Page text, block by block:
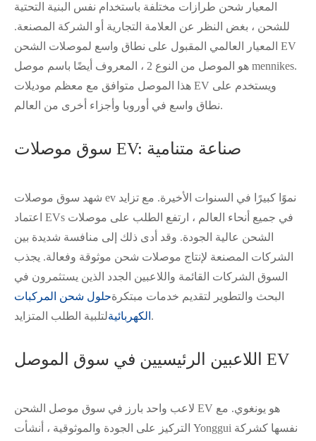
المعيار شحن طرازات مختلفة باستخدام نفس البنية التحتية
للشحن ، بغض النظر عن العلامة التجارية أو الشركة المصنعة.
المعيار العالمي المقبول على نطاق واسع لموصلات الشحن EV
هو الموصل من النوع 2 ، المعروف أيضًا باسم موصل mennikes.
هذا الموصل متوافق مع معظم موديلات EV ويستخدم على
نطاق واسع في أوروبا وأجزاء أخرى من العالم.
سوق موصلات EV: صناعة متنامية
شهد سوق موصلات ev نموًا كبيرًا في السنوات الأخيرة. مع تزايد
اعتماد EVs في جميع أنحاء العالم ، ارتفع الطلب على موصلات
الشحن عالية الجودة. وقد أدى ذلك إلى منافسة شديدة بين
الشركات المصنعة لإنتاج موصلات شحن موثوقة وفعالة. يجذب
السوق الشركات القائمة واللاعبين الجدد الذين يستثمرون في
البحث والتطوير لتقديم خدمات مبتكرةحلول شحن المركبات
الكهربائية لتلبية الطلب المتزايد.
اللاعبين الرئيسيين في سوق الموصل EV
لاعب واحد بارز في سوق موصل الشحن EV هو يونغوي. مع
التركيز على الجودة والموثوقية ، أنشأت Yonggui نفسها كشركة
在线咨询